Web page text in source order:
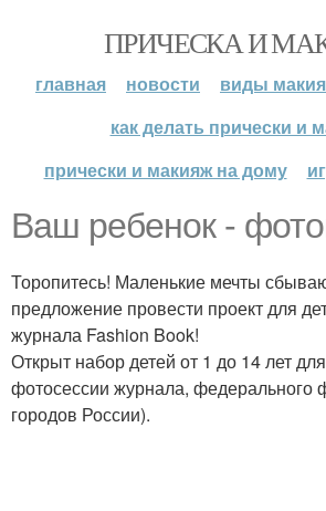
ПРИЧЕСКА И
главная новости
виды
как делать прически и
прически и макияж на дому
Ваш ребенок -
Торопитесь! Маленькие мечты
предложение провести проект для
журнала Fashion Book!
Открыт набор детей от 1 до 14 лет
фотосессии журнала, федерального
городов России).